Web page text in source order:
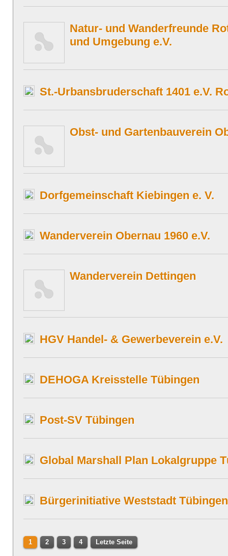
Natur- und Wanderfreunde
und Umgebung e.V.
St.-Urbansbruderschaft 1401 e.V.
Obst- und Gartenbauverein
Dorfgemeinschaft Kiebingen e. V.
Wanderverein Obernau 1960 e.V.
Wanderverein Dettingen
HGV Handel- & Gewerbeverein e.V.
DEHOGA Kreisstelle Tübingen
Post-SV Tübingen
Global Marshall Plan Lokalgruppe
Bürgerinitiative Weststadt Tübingen
1 2 3 4 Letzte Seite